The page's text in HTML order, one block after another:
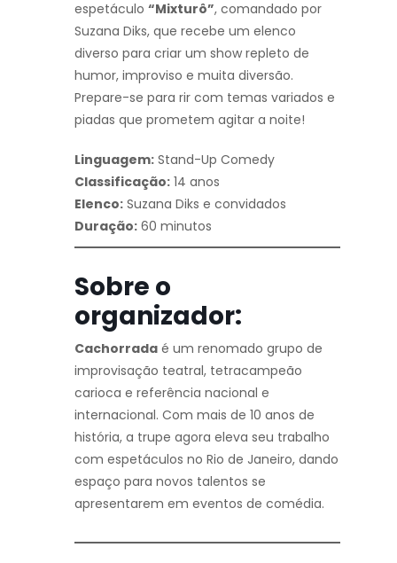
espetáculo “Mixturô”, comandado por
Suzana Diks, que recebe um elenco
diverso para criar um show repleto de
humor, improviso e muita diversão.
Prepare-se para rir com temas variados e
piadas que prometem agitar a noite!
Linguagem: Stand-Up Comedy
Classificação: 14 anos
Elenco: Suzana Diks e convidados
Duração: 60 minutos
Sobre o
organizador:
Cachorrada é um renomado grupo de
improvisação teatral, tetracampeão
carioca e referência nacional e
internacional. Com mais de 10 anos de
história, a trupe agora eleva seu trabalho
com espetáculos no Rio de Janeiro, dando
espaço para novos talentos se
apresentarem em eventos de comédia.